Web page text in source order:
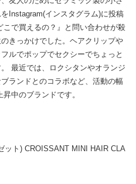
Instagram(インスタグラム)に投稿
で買えるの？』と問い合わせが殺
きっかけでした。ヘアクリップや
ルでポップでセクシーでちょっと
最近では、ロクシタンやオランジ
ランドとのコラボなど、活動の幅
中のブランドです。
ット) CROISSANT MINI HAIR CLA